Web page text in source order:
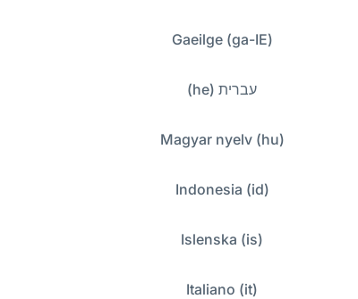
Gaeilge (ga-IE)
עברית (he)
Magyar nyelv (hu)
Indonesia (id)
Islenska (is)
Italiano (it)